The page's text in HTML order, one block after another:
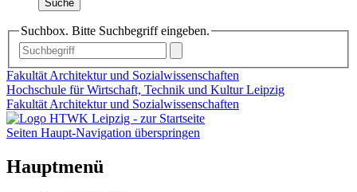
Suche
Suchbox. Bitte Suchbegriff eingeben.
Fakultät Architektur und Sozialwissenschaften
Hochschule für Wirtschaft, Technik und Kultur Leipzig
Fakultät Architektur und Sozialwissenschaften
Seiten Haupt-Navigation überspringen
Hauptmenü